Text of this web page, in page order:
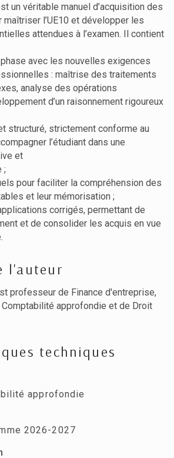
un véritable manuel d’acquisition des
l’UE10 et développer les
attendues à l’examen. Il contient
avec les nouvelles exigences
: maîtrise des traitements
analyse des opérations
d’un raisonnement rigoureux
structuré, strictement conforme au
l’étudiant dans une
et
;
pour faciliter la compréhension des
et leur mémorisation ;
corrigés, permettant de
et de consolider les acquis en vue
l'auteur
professeur de Finance d'entreprise,
approfondie et de Droit
techniques
approfondie
2026-2027